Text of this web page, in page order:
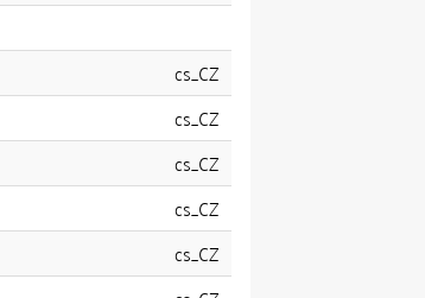
cs_CZ
cs_CZ
cs_CZ
cs_CZ
cs_CZ